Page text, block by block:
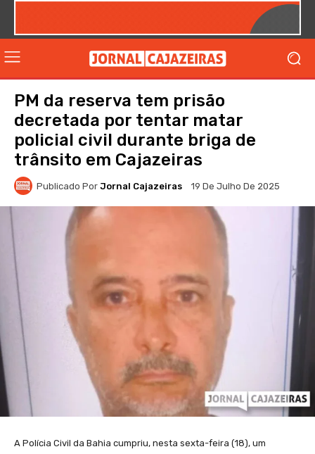
PM da reserva tem prisão
decretada por tentar matar
policial civil durante briga de
trânsito em Cajazeiras
Publicado Por Jornal Cajazeiras 19 De Julho De 2025
A Polícia Civil da Bahia cumpriu, nesta sexta-feira (18), um